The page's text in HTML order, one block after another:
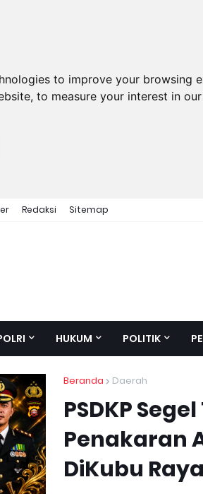
to improve your browsing
, to measure your interest in
Redaksi Sitemap
HUKUM POLITIK
Beranda Daerah
PSDKP
Penakaran
DiKubu Raya